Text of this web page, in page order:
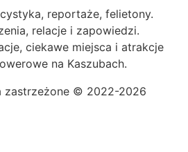
reportaże, felietony.
relacje i zapowiedzi.
ciekawe miejsca i atrakcje
na Kaszubach.
zastrzeżone © 2022-2026